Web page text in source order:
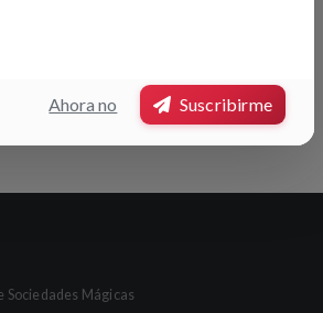
© OpenStreetMap contributors
sociedad del mapa para ver su ficha
Ahora no Suscribirme
Sociedades Mágicas